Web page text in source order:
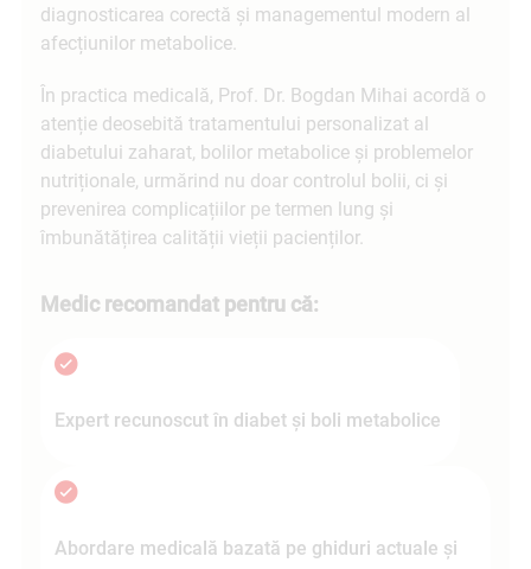
diagnosticarea corectă și managementul modern al
afecțiunilor metabolice.
În practica medicală, Prof. Dr. Bogdan Mihai acordă o
atenție deosebită tratamentului personalizat al
diabetului zaharat, bolilor metabolice și problemelor
nutriționale, urmărind nu doar controlul bolii, ci și
prevenirea complicațiilor pe termen lung și
îmbunătățirea calității vieții pacienților.
Medic recomandat pentru că:
Expert recunoscut în diabet și boli metabolice
Abordare medicală bazată pe ghiduri actuale și